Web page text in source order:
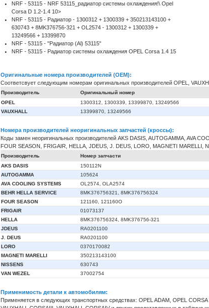
NRF - 53115 - NRF 53115_радиатор системы охлаждения!\ Opel
Corsa D 1.2-1.4 10>
NRF - 53115 - Радиатор - 1300312 + 1300339 + 350213143100 +
630743 + 8MK376756-321 + OL2574 - 1300312 + 1300339 +
13249566 + 13399870
NRF - 53115 - "Радиатор (Al) 53115"
NRF - 53115 - Радиатор системы охлаждения OPEL Corsa 1.4 15
Оригинальные номера производителей (OEM):
Соответсвует следующим номерам оригинальных производителей OPEL,
Производитель
Оригинальный номер
OPEL
1300312, 1300339, 13399870, 13249566
VAUXHALL
13399870, 13249566
Номера производителей неоригинальных запчастей (кроссы):
Коды замен неоригинальных производителей AKS DASIS, AUTOGAMMA, AVA
FOUR SEASON, FRIGAIR, HELLA, JDEUS, J. DEUS, LORO, MAGNETI MARELLI,
Производитель
Номер запчасти
AKS DASIS
150112N
AUTOGAMMA
105624
AVA COOLING SYSTEMS
OL2574, OLA2574
BEHR HELLA SERVICE
8MK376756321, 8MK376756324
FOUR SEASON
121160, 121160O
FRIGAIR
01073137
HELLA
8MK376756324, 8MK376756-321
JDEUS
RA0201100
J. DEUS
RA0201100
LORO
0370170082
MAGNETI MARELLI
350213143100
NISSENS
630743
VAN WEZEL
37002754
Применимость детали к автомобилям:
Применяется в следующих транспортных средствах: OPEL ADAM, OPEL CORSA